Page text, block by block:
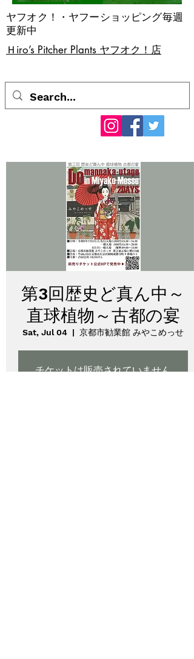
​Ｈiro’s Pitcher Plants ヤフオク！店
ヤフオク！・ヤフーショッピング毎週
更新中
第3回歴史ど真ん中～
直球植物～古都の宴
Sat, Jul 04
  |
京都市勧業館 みやこめっせ
チケットは販売されていません